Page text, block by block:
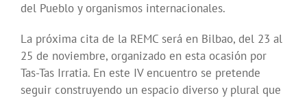
del Pueblo y organismos internacionales.
La próxima cita de la REMC será en Bilbao, del 23 al
25 de noviembre, organizado en esta ocasión por
Tas-Tas Irratia. En este IV encuentro se pretende
seguir construyendo un espacio diverso y plural que